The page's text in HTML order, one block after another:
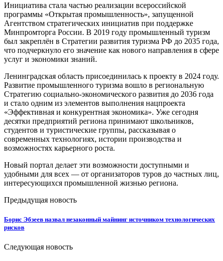
Инициатива стала частью реализации всероссийской
программы «Открытая промышленность», запущенной
Агентством стратегических инициатив при поддержке
Минпромторга России. В 2019 году промышленный туризм
был закреплён в Стратегии развития туризма РФ до 2035 года,
что подчеркнуло его значение как нового направления в сфере
услуг и экономики знаний.
Ленинградская область присоединилась к проекту в 2024 году.
Развитие промышленного туризма вошло в региональную
Стратегию социально-экономического развития до 2036 года
и стало одним из элементов выполнения нацпроекта
«Эффективная и конкурентная экономика». Уже сегодня
десятки предприятий региона принимают школьников,
студентов и туристические группы, рассказывая о
современных технологиях, истории производства и
возможностях карьерного роста.
Новый портал делает эти возможности доступными и
удобными для всех — от организаторов туров до частных лиц,
интересующихся промышленной жизнью региона.
Предыдущая новость
Борис Эбзеев назвал незаконный майнинг источником технологических
рисков
Следующая новость